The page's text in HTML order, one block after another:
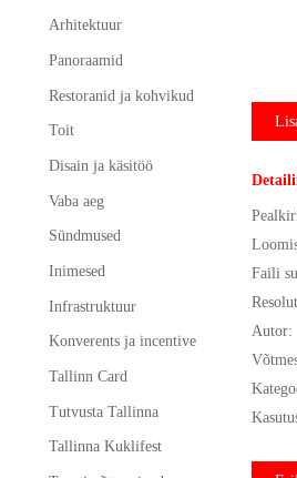
Arhitektuur
Panoraamid
Restoranid ja kohvikud
Toit
Disain ja käsitöö
Vaba aeg
Sündmused
Inimesed
Infrastruktuur
Konverents ja incentive
Tallinn Card
Tutvusta Tallinna
Tallinna Kuklifest
Faili
Autor: